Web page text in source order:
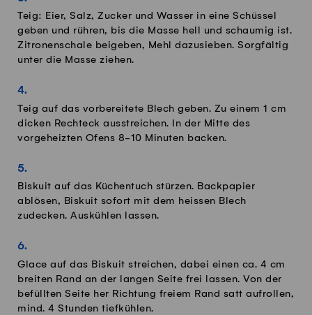
Teig: Eier, Salz, Zucker und Wasser in eine Schüssel
geben und rühren, bis die Masse hell und schaumig ist.
Zitronenschale beigeben, Mehl dazusieben. Sorgfältig
unter die Masse ziehen.
Teig auf das vorbereitete Blech geben. Zu einem 1 cm
dicken Rechteck ausstreichen. In der Mitte des
vorgeheizten Ofens 8-10 Minuten backen.
Biskuit auf das Küchentuch stürzen. Backpapier
ablösen, Biskuit sofort mit dem heissen Blech
zudecken. Auskühlen lassen.
Glace auf das Biskuit streichen, dabei einen ca. 4 cm
breiten Rand an der langen Seite frei lassen. Von der
befüllten Seite her Richtung freiem Rand satt aufrollen,
mind. 4 Stunden tiefkühlen.